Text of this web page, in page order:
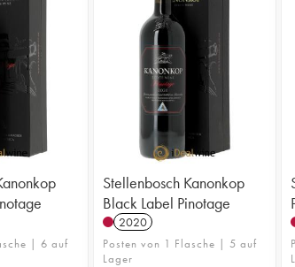
| 6 auf
Stellenbosch Kanonkop
Black Label Pinotage
2020
Posten von 1 Flasche | 5 auf
Lager